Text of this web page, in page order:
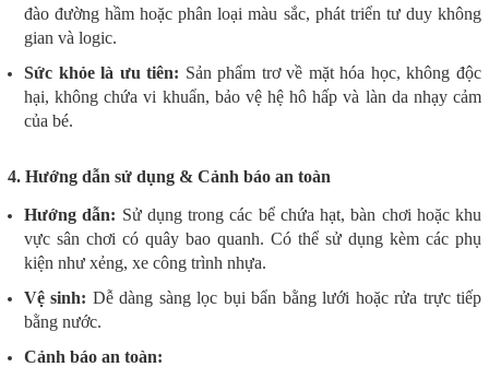
đào đường hầm hoặc phân loại màu sắc, phát triển tư duy không
gian và logic.
Sức khỏe là ưu tiên: Sản phẩm trơ về mặt hóa học, không độc
hại, không chứa vi khuẩn, bảo vệ hệ hô hấp và làn da nhạy cảm
của bé.
4. Hướng dẫn sử dụng & Cảnh báo an toàn
Hướng dẫn: Sử dụng trong các bể chứa hạt, bàn chơi hoặc khu
vực sân chơi có quây bao quanh. Có thể sử dụng kèm các phụ
kiện như xẻng, xe công trình nhựa.
Vệ sinh: Dễ dàng sàng lọc bụi bẩn bằng lưới hoặc rửa trực tiếp
bằng nước.
Cảnh báo an toàn: